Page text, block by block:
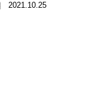
2021.10.25